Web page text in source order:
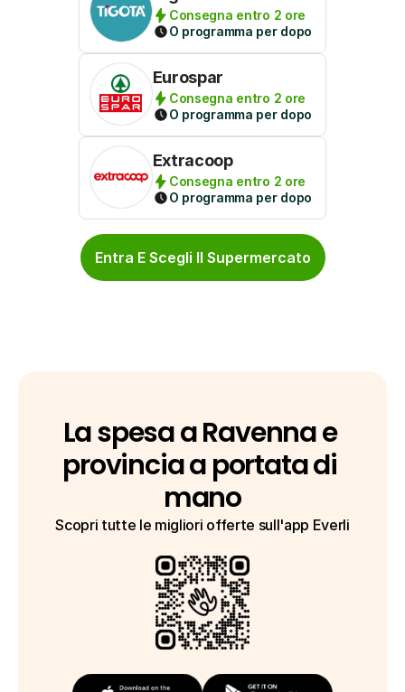
Consegna entro 2 ore
O programma per dopo
Eurospar
Consegna entro 2 ore
O programma per dopo
Extracoop
Consegna entro 2 ore
O programma per dopo
Entra E Scegli Il Supermercato
La spesa a Ravenna e
provincia a portata di
mano
Scopri tutte le migliori offerte sull'app Everli